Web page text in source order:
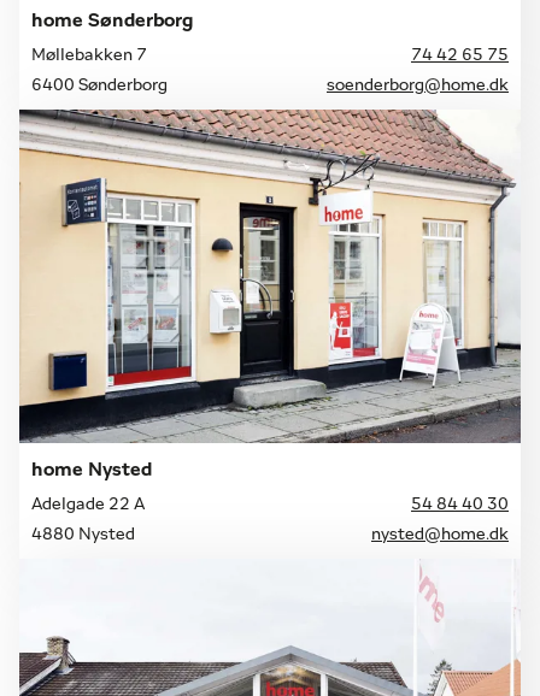
home Sønderborg
Møllebakken 7
74 42 65 75
6400 Sønderborg
soenderborg@home.dk
home Nysted
Adelgade 22 A
54 84 40 30
4880 Nysted
nysted@home.dk